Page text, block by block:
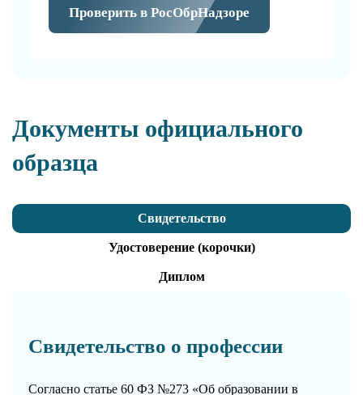
Проверить в РосОбрНадзоре
Документы официального
образца
Свидетельство
Удостоверение (корочки)
Диплом
Свидетельство о профессии
Согласно статье 60 ФЗ №273 «Об образовании в